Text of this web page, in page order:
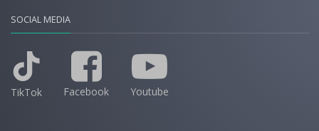
SOCIAL MEDIA
TikTok Facebook Youtube